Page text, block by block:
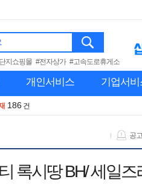
지쇼핑몰 #전자상가 #고속도로휴게소
개인서비스 기업서비
186 건
공
록시땅 BH/ 세일